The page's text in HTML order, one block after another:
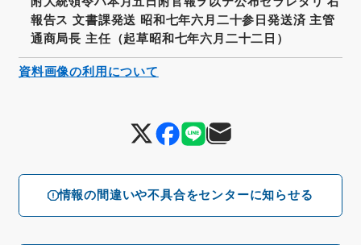
情報の間違いや不具合をセンターに知らせる
報告ス 文書課発送 昭和七年六月二十参日発送済 主管
通商局長 主任（起草昭和七年六月二十二日）
資料画像の利用について